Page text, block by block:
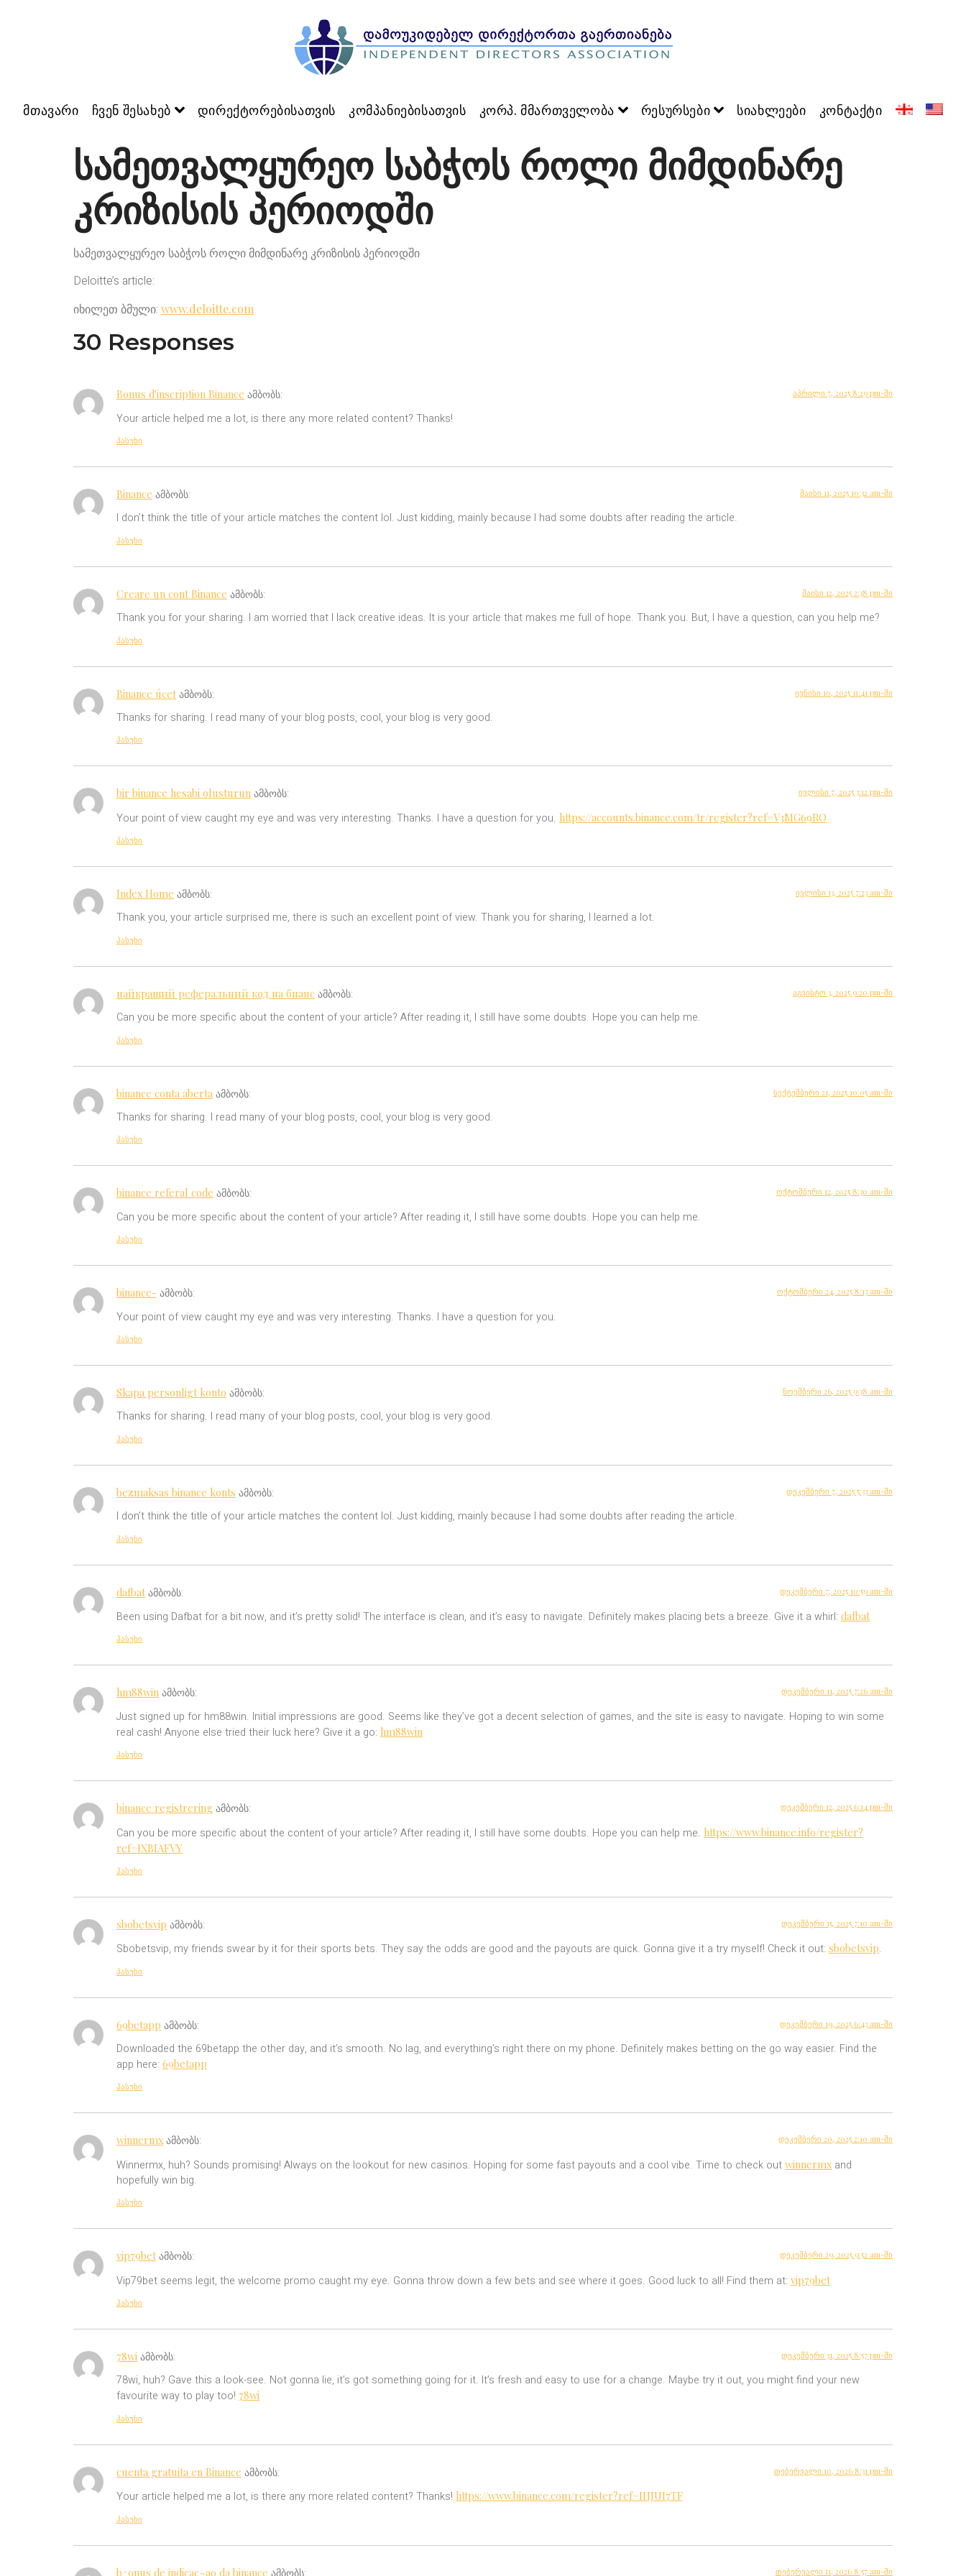
მთავარი ჩვენ შესახებ დირექტორებისათვის კომპანიებისათვის კორპ. მმართველობა რესურსები სიახლეები კონტაქტი
სამეთვალყურეო საბჭოს როლი მიმდინარე
კრიზისის პერიოდში
სამეთვალყურეო საბჭოს როლი მიმდინარე კრიზისის პერიოდში
Deloitte’s article:
იხილეთ ბმული: www.deloitte.com
30 Responses
Bonus d'inscription Binance ამბობს: აპრილი 7, 2025 8:29 pm-ში
Your article helped me a lot, is there any more related content? Thanks!
პასუხი
Binance ამბობს: მაისი 11, 2025 10:32 am-ში
I don’t think the title of your article matches the content lol. Just kidding, mainly because I had some doubts after reading the article.
პასუხი
Creare un cont Binance ამბობს: მაისი 12, 2025 2:38 pm-ში
Thank you for your sharing. I am worried that I lack creative ideas. It is your article that makes me full of hope. Thank you. But, I have a question, can you help me?
პასუხი
Binance úcet ამბობს: ივნისი 10, 2025 11:41 pm-ში
Thanks for sharing. I read many of your blog posts, cool, your blog is very good.
პასუხი
bir binance hesabi olusturun ამბობს: ივლისი 7, 2025 3:12 pm-ში
Your point of view caught my eye and was very interesting. Thanks. I have a question for you. https://accounts.binance.com/tr/register?ref=V3MG69RO
პასუხი
Index Home ამბობს: ივლისი 13, 2025 7:23 am-ში
Thank you, your article surprised me, there is such an excellent point of view. Thank you for sharing, I learned a lot.
პასუხი
найкращий реферальний код на бнанс ამბობს: აგვისტო 3, 2025 9:20 pm-ში
Can you be more specific about the content of your article? After reading it, I still have some doubts. Hope you can help me.
პასუხი
binance conta aberta ამბობს: სექტემბერი 21, 2025 10:05 am-ში
Thanks for sharing. I read many of your blog posts, cool, your blog is very good.
პასუხი
binance referal code ამბობს: ოქტომბერი 12, 2025 8:30 am-ში
Can you be more specific about the content of your article? After reading it, I still have some doubts. Hope you can help me.
პასუხი
binance- ამბობს: ოქტომბერი 24, 2025 8:13 am-ში
Your point of view caught my eye and was very interesting. Thanks. I have a question for you.
პასუხი
Skapa personligt konto ამბობს: ნოემბერი 26, 2025 9:38 am-ში
Thanks for sharing. I read many of your blog posts, cool, your blog is very good.
პასუხი
bezmaksas binance konts ამბობს: დეკემბერი 7, 2025 5:33 am-ში
I don’t think the title of your article matches the content lol. Just kidding, mainly because I had some doubts after reading the article.
პასუხი
dafbat ამბობს: დეკემბერი 7, 2025 10:59 am-ში
Been using Dafbat for a bit now, and it’s pretty solid! The interface is clean, and it’s easy to navigate. Definitely makes placing bets a breeze. Give it a whirl: dafbat
პასუხი
hm88win ამბობს: დეკემბერი 11, 2025 7:26 am-ში
Just signed up for hm88win. Initial impressions are good. Seems like they’ve got a decent selection of games, and the site is easy to navigate. Hoping to win some
real cash! Anyone else tried their luck here? Give it a go: hm88win
პასუხი
binance registrering ამბობს: დეკემბერი 12, 2025 6:14 pm-ში
Can you be more specific about the content of your article? After reading it, I still have some doubts. Hope you can help me. https://www.binance.info/register?
ref=IXBIAFVY
პასუხი
sbobetsvip ამბობს: დეკემბერი 15, 2025 7:10 am-ში
Sbobetsvip, my friends swear by it for their sports bets. They say the odds are good and the payouts are quick. Gonna give it a try myself! Check it out: sbobetsvip.
პასუხი
69betapp ამბობს: დეკემბერი 19, 2025 6:43 am-ში
Downloaded the 69betapp the other day, and it’s smooth. No lag, and everything’s right there on my phone. Definitely makes betting on the go way easier. Find the
app here: 69betapp
პასუხი
winnermx ამბობს: დეკემბერი 20, 2025 2:10 am-ში
Winnermx, huh? Sounds promising! Always on the lookout for new casinos. Hoping for some fast payouts and a cool vibe. Time to check out winnermx and
hopefully win big.
პასუხი
vip79bet ამბობს: დეკემბერი 29, 2025 9:52 am-ში
Vip79bet seems legit, the welcome promo caught my eye. Gonna throw down a few bets and see where it goes. Good luck to all! Find them at: vip79bet
პასუხი
78wi ამბობს: დეკემბერი 31, 2025 8:57 pm-ში
78wi, huh? Gave this a look-see. Not gonna lie, it’s got something going for it. It’s fresh and easy to use for a change. Maybe try it out, you might find your new
favourite way to play too! 78wi
პასუხი
cuenta gratuita en Binance ამბობს: თებერვალი 10, 2026 8:31 pm-ში
Your article helped me a lot, is there any more related content? Thanks! https://www.binance.com/register?ref=IHJUI7TF
პასუხი
b^onus de indicac~ao da binance თებერვალი 11, 2026 8:57 am-ში